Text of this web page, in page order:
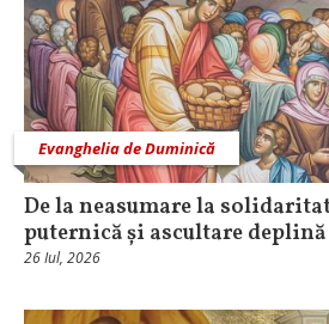
Evanghelia de Duminică
De la neasumare la
puternică și ascultare deplină
26 Iul, 2026